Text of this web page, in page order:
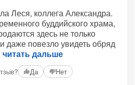
Леся, коллега Александра.
буддийского храма,
здесь не только
даже повезло увидеть обряд
читать дальше
Да Нет